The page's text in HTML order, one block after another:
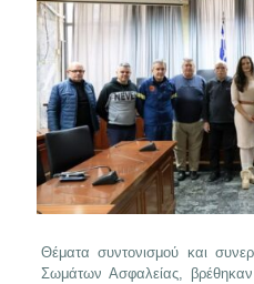
Θέματα συντονισμού και
Σωμάτων Ασφαλείας,